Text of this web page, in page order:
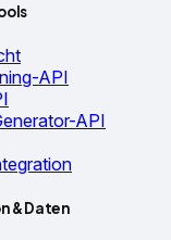
API
API
& Daten